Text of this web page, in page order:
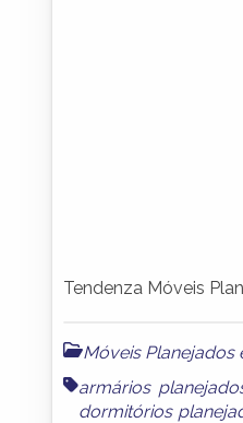
Tendenza Móveis
Móveis Planejados
armários
dormitórios